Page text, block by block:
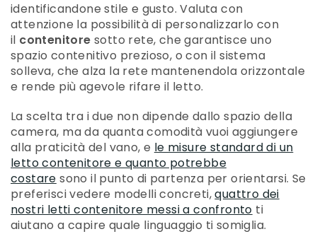
identificandone stile e gusto. Valuta con
attenzione la possibilità di personalizzarlo con
il contenitore sotto rete, che garantisce uno
spazio contenitivo prezioso, o con il sistema
solleva, che alza la rete mantenendola orizzontale
e rende più agevole rifare il letto.
La scelta tra i due non dipende dallo spazio della
camera, ma da quanta comodità vuoi aggiungere
alla praticità del vano, e le misure standard di un
letto contenitore e quanto potrebbe
costare sono il punto di partenza per orientarsi. Se
preferisci vedere modelli concreti,quattro dei
nostri letti contenitore messi a confronto ti
aiutano a capire quale linguaggio ti somiglia.